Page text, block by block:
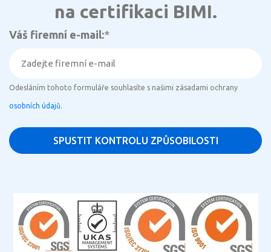
na certifikaci BIMI.
Váš firemní e-mail:*
Odesláním tohoto formuláře souhlasíte s našimi zásadami ochrany
osobních údajů.